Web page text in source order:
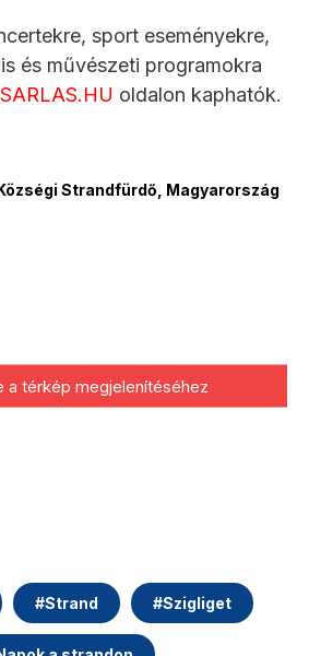
sport eseményekre,
és művészeti programokra
oldalon kaphatók.
Strandfürdő, Magyarország
a térkép megjelenítéséhez
#Strand #Szigliget